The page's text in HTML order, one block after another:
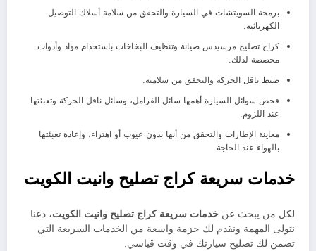
برمجة السويتشات في السيارة والتحقق من سلامة أسلاك التوصيل
الكهربائية.
كراج تصليح مرسيدس صيانة وتنظيف البخاخات باستخدام مواد وأدوات
مخصصة لذلك.
ضبط ناقل الحركة والتحقق من سلامته.
فحص سوائل السيارة أهمها سائل الفرامل، وسائل ناقل الحركة وتعبئتها
عند اللزوم.
معاينة الإطارات والتحقق من أنها بدون عيوب أو اهتراء، وإعادة تعبئتها
بالهواء عند الحاجة.
خدمات سريعة كراج تصليح وانيت الكويت
لكل من يبحث عن خدمات سريعة كراج تصليح وانيت الكويت، دعنا
نتولى المهمة ونقدم لك حزمة واسعة من الخدمات السريعة التي
تضمن لك تصليح سيارتك في وقت قياسي.